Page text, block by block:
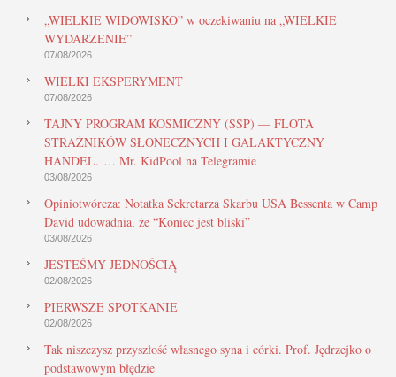
„WIELKIE WIDOWISKO” w oczekiwaniu na „WIELKIE
WYDARZENIE”
07/08/2026
WIELKI EKSPERYMENT
07/08/2026
TAJNY PROGRAM KOSMICZNY (SSP) — FLOTA
STRAŻNIKÓW SŁONECZNYCH I GALAKTYCZNY
HANDEL. … Mr. KidPool na Telegramie
03/08/2026
Opiniotwórcza: Notatka Sekretarza Skarbu USA Bessenta w Camp
David udowadnia, że “Koniec jest bliski”
03/08/2026
JESTEŚMY JEDNOŚCIĄ
02/08/2026
PIERWSZE SPOTKANIE
02/08/2026
Tak niszczysz przyszłość własnego syna i córki. Prof. Jędrzejko o
podstawowym błędzie